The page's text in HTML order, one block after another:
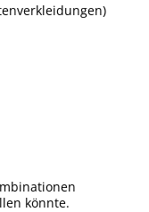
könnte.